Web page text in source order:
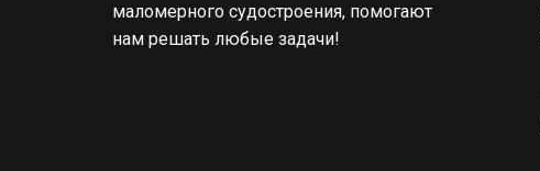
маломерного судостроения, помогают
нам решать любые задачи!